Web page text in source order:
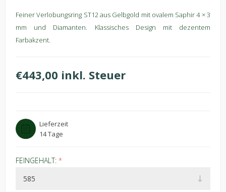
Feiner Verlobungsring ST12 aus Gelbgold mit ovalem Saphir 4 × 3
mm und Diamanten. Klassisches Design mit dezentem
Farbakzent.
€443,00 inkl. Steuer
Lieferzeit
14 Tage
FEINGEHALT: *